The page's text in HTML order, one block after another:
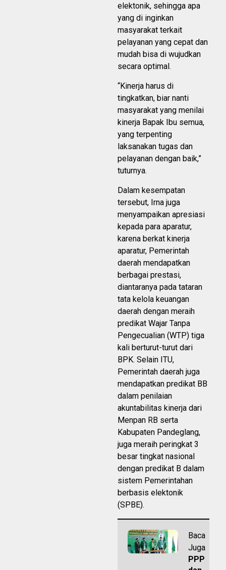
elektonik, sehingga apa
yang di inginkan
masyarakat terkait
pelayanan yang cepat dan
mudah bisa di wujudkan
secara optimal.
“Kinerja harus di
tingkatkan, biar nanti
masyarakat yang menilai
kinerja Bapak Ibu semua,
yang terpenting
laksanakan tugas dan
pelayanan dengan baik,”
tuturnya.
Dalam kesempatan
tersebut, Irna juga
menyampaikan apresiasi
kepada para aparatur,
karena berkat kinerja
aparatur, Pemerintah
daerah mendapatkan
berbagai prestasi,
diantaranya pada tataran
tata kelola keuangan
daerah dengan meraih
predikat Wajar Tanpa
Pengecualian (WTP) tiga
kali berturut-turut dari
BPK. Selain ITU,
Pemerintah daerah juga
mendapatkan predikat BB
dalam penilaian
akuntabilitas kinerja dari
Menpan RB serta
Kabupaten Pandeglang,
juga meraih peringkat 3
besar tingkat nasional
dengan predikat B dalam
sistem Pemerintahan
berbasis elektonik
(SPBE).
Baca
Juga
PPP